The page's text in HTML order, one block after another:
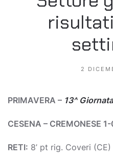
2
PRIMAVERA – 13^
CESENA – CREMONESE
RETI: 8’ pt rig. Coveri (CE)